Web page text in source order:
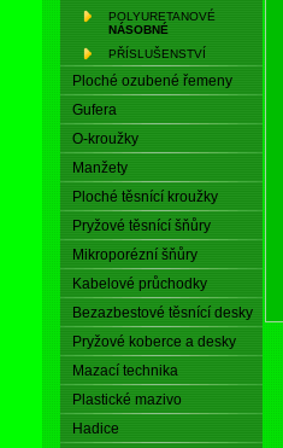
POLYURETANOVÉ
NÁSOBNÉ
PŘÍSLUŠENSTVÍ
Ploché ozubené řemeny
Gufera
O-kroužky
Manžety
Ploché těsnící kroužky
Pryžové těsnící šňůry
Mikroporézní šňůry
Kabelové průchodky
Bezazbestové těsnící desky
Pryžové koberce a desky
Mazací technika
Plastické mazivo
Hadice